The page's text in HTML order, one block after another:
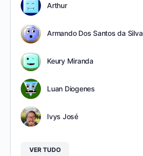
Arthur
Armando Dos Santos da Silva
Keury Miranda
Luan Diogenes
Ivys José
VER TUDO